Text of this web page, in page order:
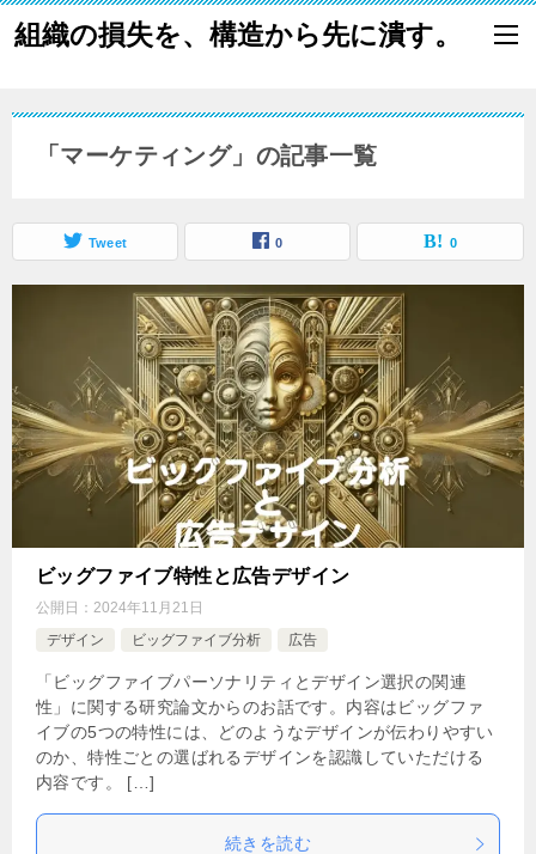
組織の損失を、構造から先に潰す。
「マーケティング」の記事一覧
Tweet 0 0
ビッグファイブ特性と広告デザイン
公開日： 2024年11月21日
デザイン
ビッグファイブ分析 広告
「ビッグファイブパーソナリティとデザイン選択の関連
性」に関する研究論文からのお話です。内容はビッグファ
イブの5つの特性には、どのようなデザインが伝わりやすい
のか、特性ごとの選ばれるデザインを認識していただける
内容です。 […]
続きを読む